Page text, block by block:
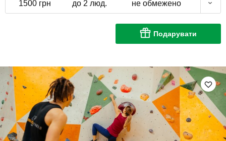
1500 грн до 2 люд. не обмежено
Подарувати